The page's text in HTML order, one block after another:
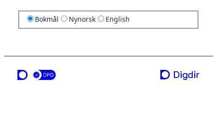
Bokmål Nynorsk English